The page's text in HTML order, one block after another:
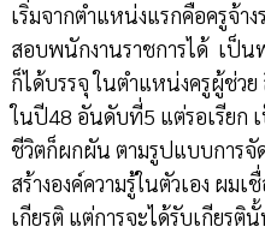
เริ่มจากตำแหน่งแรกคือครูจ้าง
สอบพนักงานราชการได้ เป็น
ก็ได้บรรจุ ในตำแหน่งครูผู้ช่ว
ในปี48 อันดับที่5 แต่รอเรียก
ชีวิตก็ผกผัน ตามรูปแบบการจั
สร้างองค์ความรู้ในตัวเอง ผม
เกียรติ แต่การจะได้รับเกียร